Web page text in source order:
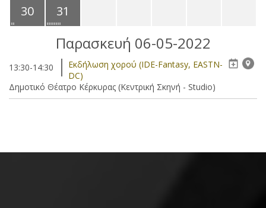
30 31
Παρασκευή 06-05-2022
13:30-14:30
Eκδήλωση χορού (IDE-Fantasy, EASTN-
DC)
Δημοτικό Θέατρο Κέρκυρας (Κεντρική Σκηνή - Studio)